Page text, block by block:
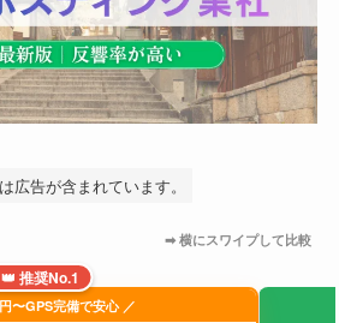
広告が含まれています。
👑 推奨No.1
〜GPS完備で安心 ／